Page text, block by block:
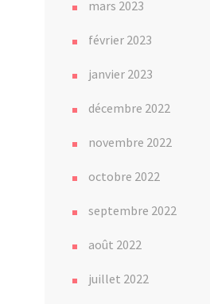
mars 2023
février 2023
janvier 2023
décembre 2022
novembre 2022
octobre 2022
septembre 2022
août 2022
juillet 2022